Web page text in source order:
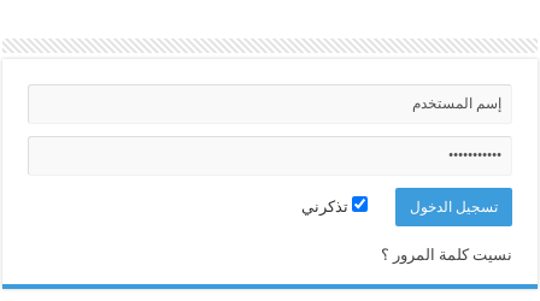
تذكرني
نسيت كلمة المرور ؟